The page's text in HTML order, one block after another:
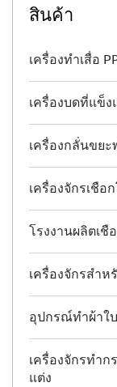
สินค้า
เครื่องทำเสื่อ
เครื่องบดที่แข็ง
เครื่องกลั่นขยะ
เครื่องจักรเชือ
โรงงานผลิตเชื
เครื่องจักรสำห
อุปกรณ์ทำผ้าใบ
เครื่องจักรทำ
แต่ง